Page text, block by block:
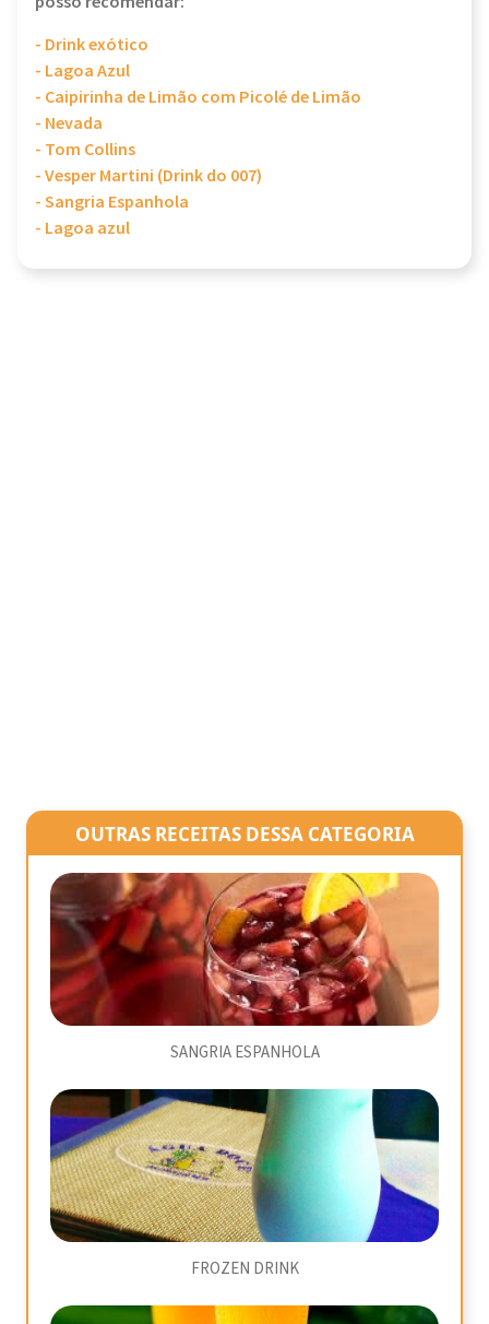
- Drink exótico
- Lagoa Azul
- Caipirinha de Limão com Picolé de Limão
- Nevada
- Tom Collins
- Vesper Martini (Drink do 007)
- Sangria Espanhola
- Lagoa azul
OUTRAS RECEITAS DESSA CATEGORIA
SANGRIA ESPANHOLA
FROZEN DRINK